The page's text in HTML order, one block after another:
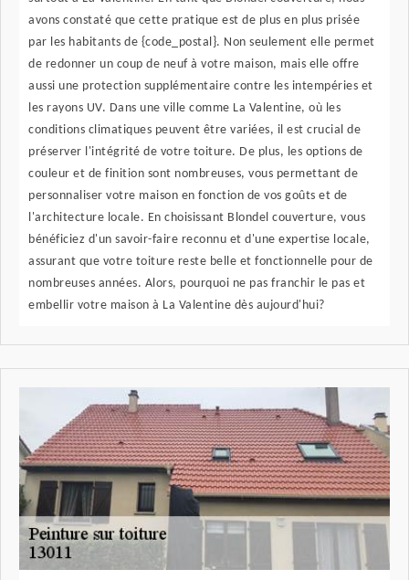
avons constaté que cette pratique est de plus en plus prisée
par les habitants de {code_postal}. Non seulement elle permet
de redonner un coup de neuf à votre maison, mais elle offre
aussi une protection supplémentaire contre les intempéries et
les rayons UV. Dans une ville comme La Valentine, où les
conditions climatiques peuvent être variées, il est crucial de
préserver l'intégrité de votre toiture. De plus, les options de
couleur et de finition sont nombreuses, vous permettant de
personnaliser votre maison en fonction de vos goûts et de
l'architecture locale. En choisissant Blondel couverture, vous
bénéficiez d'un savoir-faire reconnu et d'une expertise locale,
assurant que votre toiture reste belle et fonctionnelle pour de
nombreuses années. Alors, pourquoi ne pas franchir le pas et
embellir votre maison à La Valentine dès aujourd'hui?